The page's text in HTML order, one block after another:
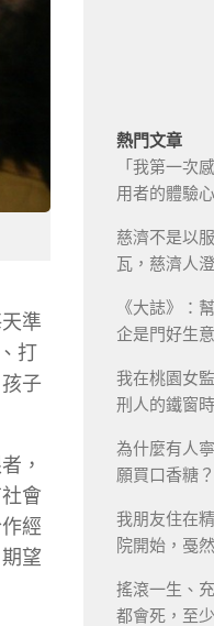
準
打
子
，
會
經
望
熱門文章
「我第一次
用者的體驗
慈濟不是以
瓦，慈濟人
《大誌》：
企是門好生
我在桃園女
刑人的鐵窗時
為什麼有人
願買口香糖？
我朋友住在
院開始，戞
搖滾一生、
都會死，至